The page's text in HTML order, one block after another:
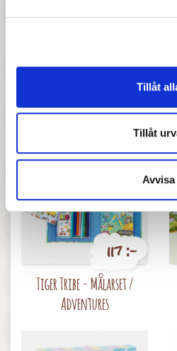
Tillåt
Tillåt
Avvisa
Trendhaus - CAPYBARA HAPPY
LIFE Sticker Set, 26 pieces, 3...
Pris
117 :-
Tiger Tribe - Målarset /
Adventures